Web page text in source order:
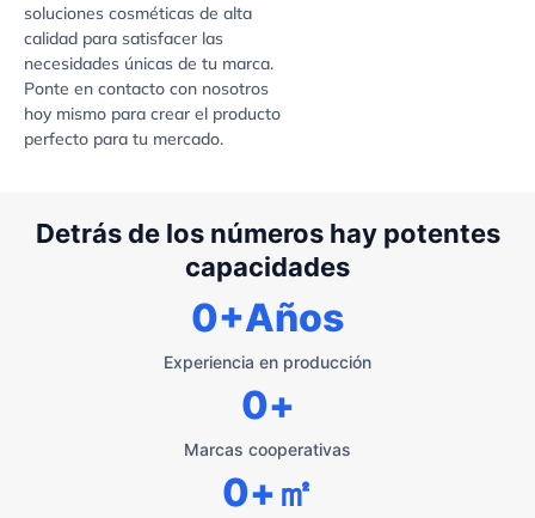
soluciones cosméticas de alta
calidad para satisfacer las
necesidades únicas de tu marca.
Ponte en contacto con nosotros
hoy mismo para crear el producto
perfecto para tu mercado.
Detrás de los números hay potentes
capacidades
Experiencia en producción
0+Años
Marcas cooperativas
0+
0+㎡